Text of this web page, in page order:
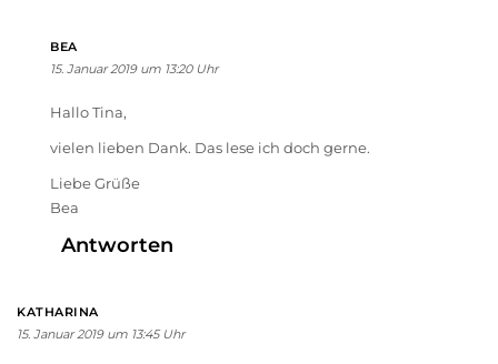
BEA
15. Januar 2019 um 13:20 Uhr
Hallo Tina,
vielen lieben Dank. Das lese ich doch gerne.
Liebe Grüße
Bea
Antworten
KATHARINA
15. Januar 2019 um 13:45 Uhr